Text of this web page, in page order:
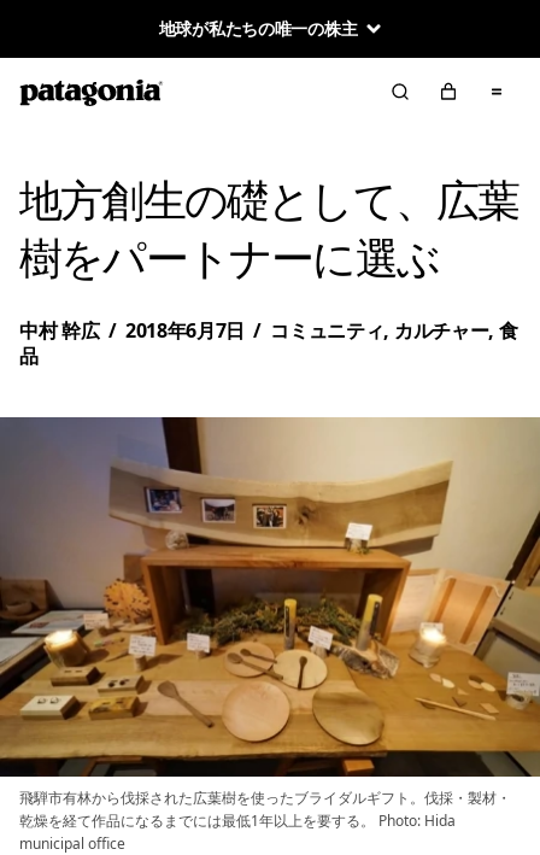
地球が私たちの唯一の株主
地方創生の礎として、広葉
樹をパートナーに選ぶ
中村 幹広 / 2018年6月7日 / コミュニティ, カルチャー, 食
品
飛騨市有林から伐採された広葉樹を使ったブライダルギフト。伐採・製材・
乾燥を経て作品になるまでには最低1年以上を要する。 Photo: Hida
municipal office